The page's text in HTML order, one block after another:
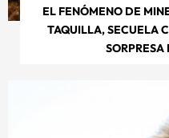
EL FENÓMENO DE
TAQUILLA, SECUELA